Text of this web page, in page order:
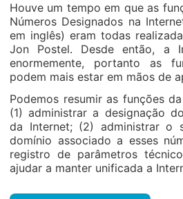
Houve um tempo em que as
Números Designados na
em inglês) eram todas
Jon Postel. Desde então, a
enormemente, portanto as
podem mais estar em mãos de
Podemos resumir as funções
(1) administrar a designação
da Internet; (2) administrar o
domínio associado a esses
registro de parâmetros
ajudar a manter unificada a